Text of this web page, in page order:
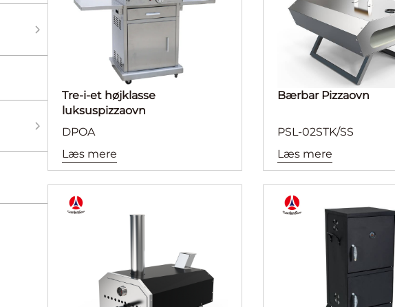
Tre-i-et højklasse
luksuspizzaovn
DPOA
Læs mere
Bærbar Pizzaovn
PSL-02STK/SS
Læs mere